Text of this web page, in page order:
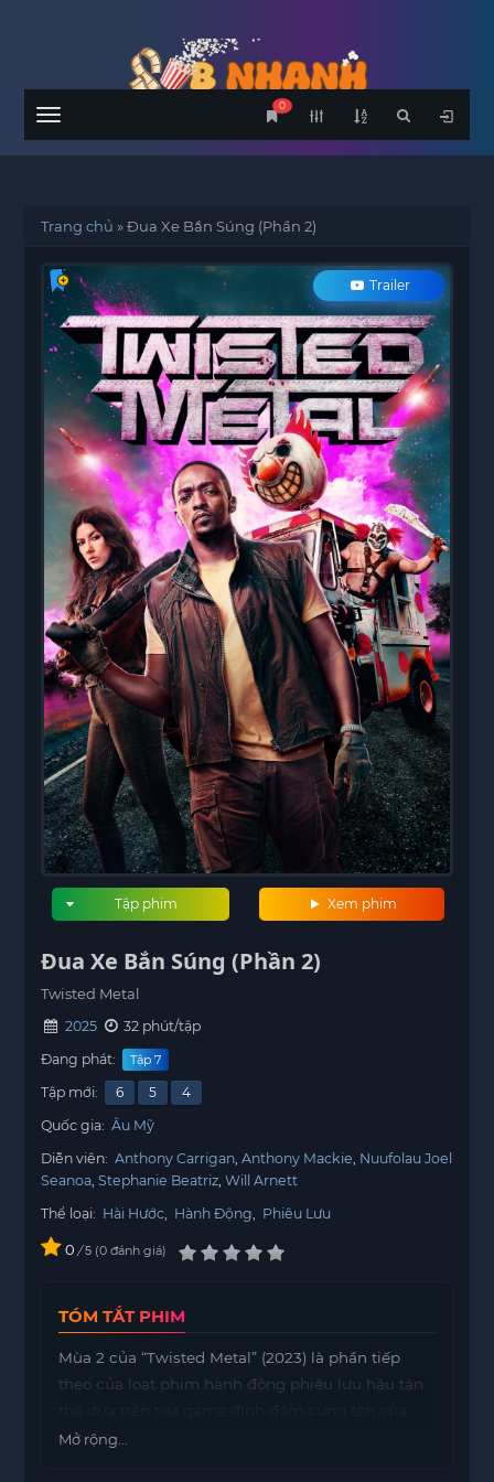
Menu
0
Trang chủ »Đua Xe Bắn Súng (Phần 2)
Trailer
Xem phim
Tập phim
Đua Xe Bắn Súng (Phần 2)
Twisted Metal
2025
32 phút/tập
Đang phát:
Tập 7
Tập mới: 6 5
4
Quốc gia: Âu Mỹ
Diễn viên: Anthony Carrigan Anthony Mackie Nuufolau Joel
Seanoa Stephanie Beatriz Will Arnett
Thể loại: Hài Hước Hành Động Phiêu Lưu
0 / 5 0 đánh giá
TÓM TẮT PHIM
Mùa 2 của “Twisted Metal” (2023) là phần tiếp
theo của loạt phim hành động phiêu lưu hậu tận
PlayStation, mở ra giải đấu “Twisted Metal” đầy
Mở rộng...